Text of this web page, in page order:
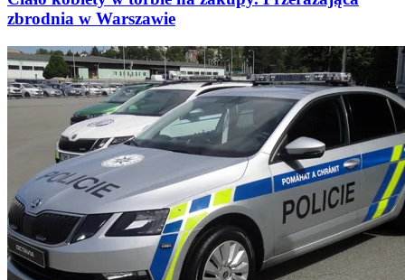
zbrodnia w Warszawie